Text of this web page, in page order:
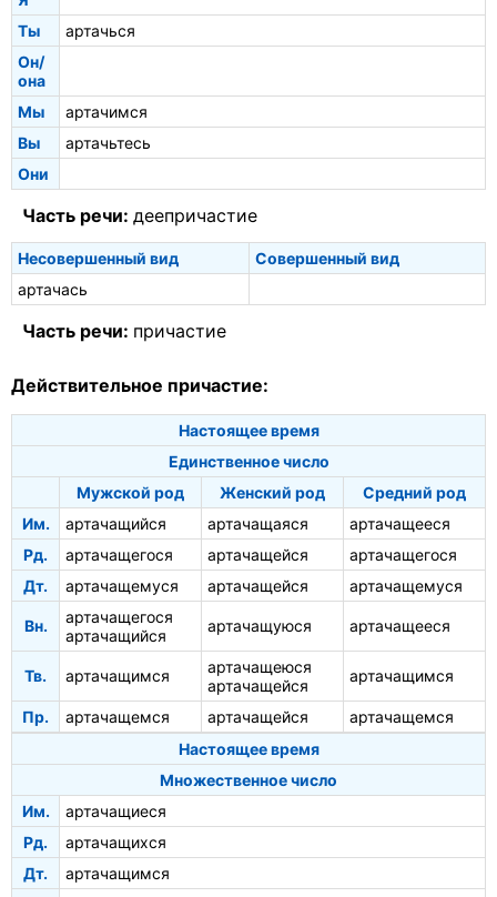
Ты
артачься
Он/
она
Мы
артачимся
Вы
артачьтесь
Они
Часть речи: деепричастие
Несовершенный вид
Совершенный вид
артачась
Часть речи: причастие
Действительное причастие:
Настоящее время
Единственное число
Мужской род
Женский род
Средний род
Им.
артачащийся артачащаяся
артачащееся
Рд.
артачащегося артачащейся
артачащегося
Дт.
артачащемуся артачащейся артачащемуся
Вн.
артачащегося
артачащийся
артачащуюся артачащееся
Тв. артачащимся
артачащеюся
артачащейся
артачащимся
Пр. артачащемся артачащейся
артачащемся
Настоящее время
Множественное число
Им.
артачащиеся
Рд.
артачащихся
Дт.
артачащимся